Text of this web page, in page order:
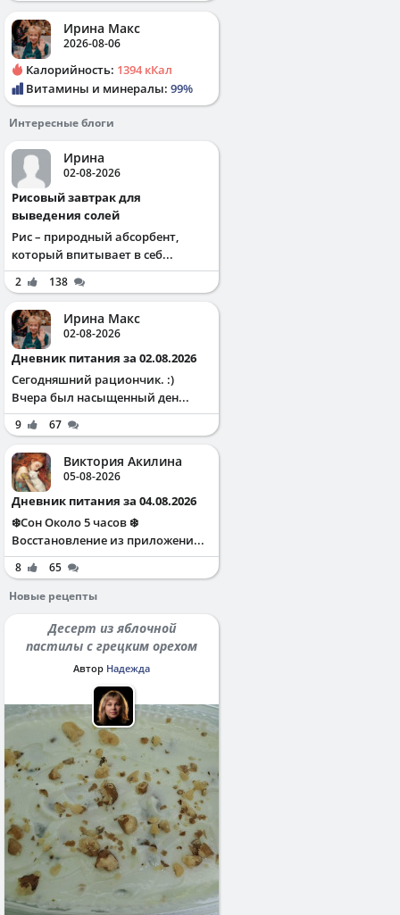
Ирина Макс
2026-08-06
Калорийность: 1394 кКал
Витамины и минералы: 99%
Интересные блоги
Ирина
02-08-2026
Рисовый завтрак для
выведения солей
Рис – природный абсорбент,
который впитывает в себ...
2 138
Ирина Макс
02-08-2026
Дневник питания за 02.08.2026
Сегодняшний рациончик. :)
Вчера был насыщенный ден...
9 67
Виктория Акилина
05-08-2026
Дневник питания за 04.08.2026
❄️Сон Около 5 часов ❄️
Восстановление из приложени...
8
65
Новые рецепты
Десерт из яблочной
пастилы с грецким орехом
Автор Надежда